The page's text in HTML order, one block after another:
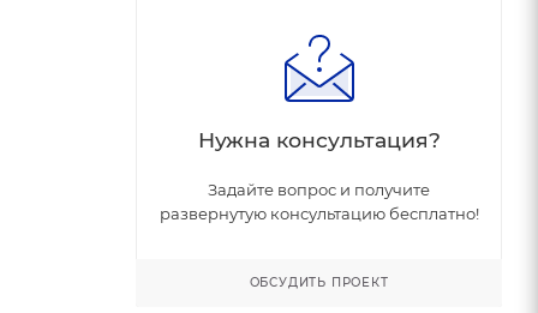
Нужна консультация?
Задайте вопрос и получите
развернутую консультацию бесплатно!
ОБСУДИТЬ ПРОЕКТ